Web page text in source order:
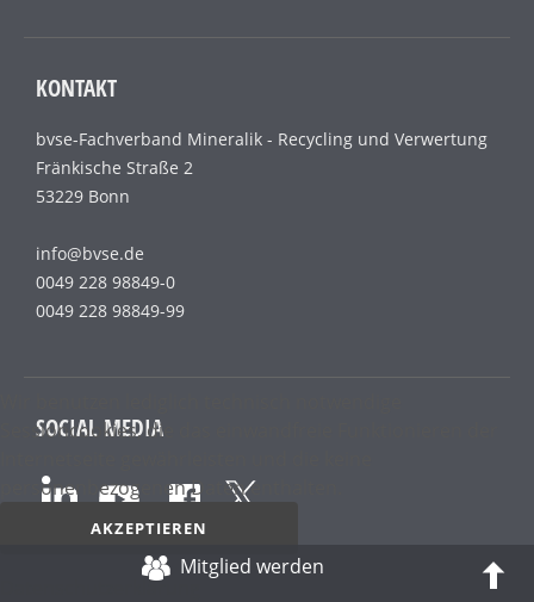
KONTAKT
bvse-Fachverband Mineralik - Recycling und Verwertung
Fränkische Straße 2
53229 Bonn
info@bvse.de
0049 228 98849-0
0049 228 98849-99
SOCIAL MEDIA
Mitglied werden
Sessioncookies, die das einwandfreie Funktionieren der
personenbezogenen Daten enthalten.
AKZEPTIEREN
Datenschutz­erklärung